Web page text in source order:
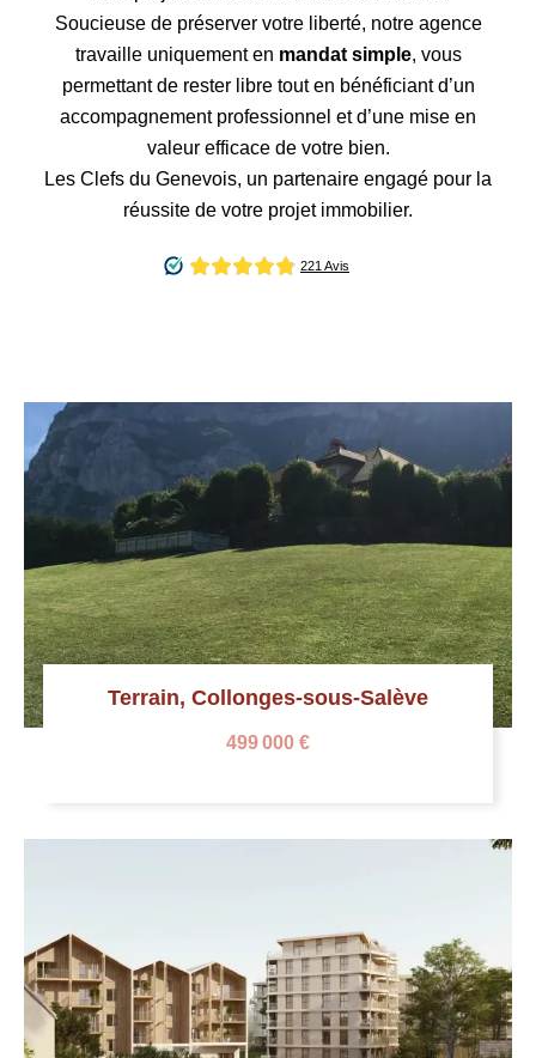
Soucieuse de préserver votre liberté, notre agence
travaille uniquement en mandat simple, vous
permettant de rester libre tout en bénéficiant d’un
accompagnement professionnel et d’une mise en
valeur efficace de votre bien.
Les Clefs du Genevois, un partenaire engagé pour la
réussite de votre projet immobilier.
Terrain, Collonges-sous-Salève
499 000 €